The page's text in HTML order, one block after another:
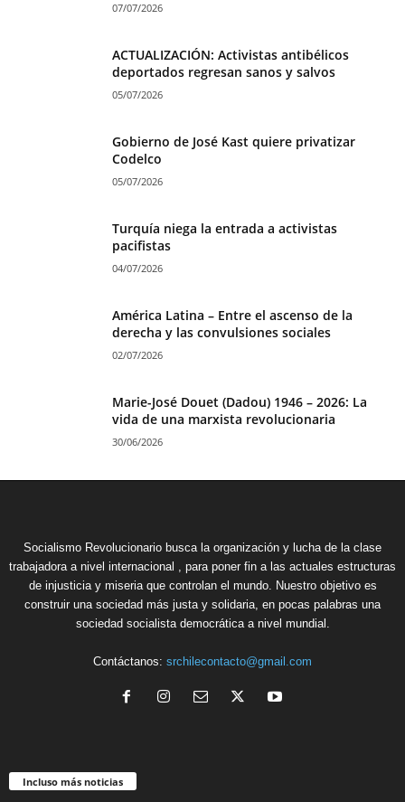
07/07/2026
ACTUALIZACIÓN: Activistas antibélicos
deportados regresan sanos y salvos
05/07/2026
Gobierno de José Kast quiere privatizar
Codelco
05/07/2026
Turquía niega la entrada a activistas
pacifistas
04/07/2026
América Latina – Entre el ascenso de la
derecha y las convulsiones sociales
02/07/2026
Marie-José Douet (Dadou) 1946 – 2026: La
vida de una marxista revolucionaria
30/06/2026
Socialismo Revolucionario busca la organización y lucha de la clase
trabajadora a nivel internacional , para poner fin a las actuales estructuras
de injusticia y miseria que controlan el mundo. Nuestro objetivo es
construir una sociedad más justa y solidaria, en pocas palabras una
sociedad socialista democrática a nivel mundial.
Contáctanos: srchilecontacto@gmail.com
Incluso más noticias